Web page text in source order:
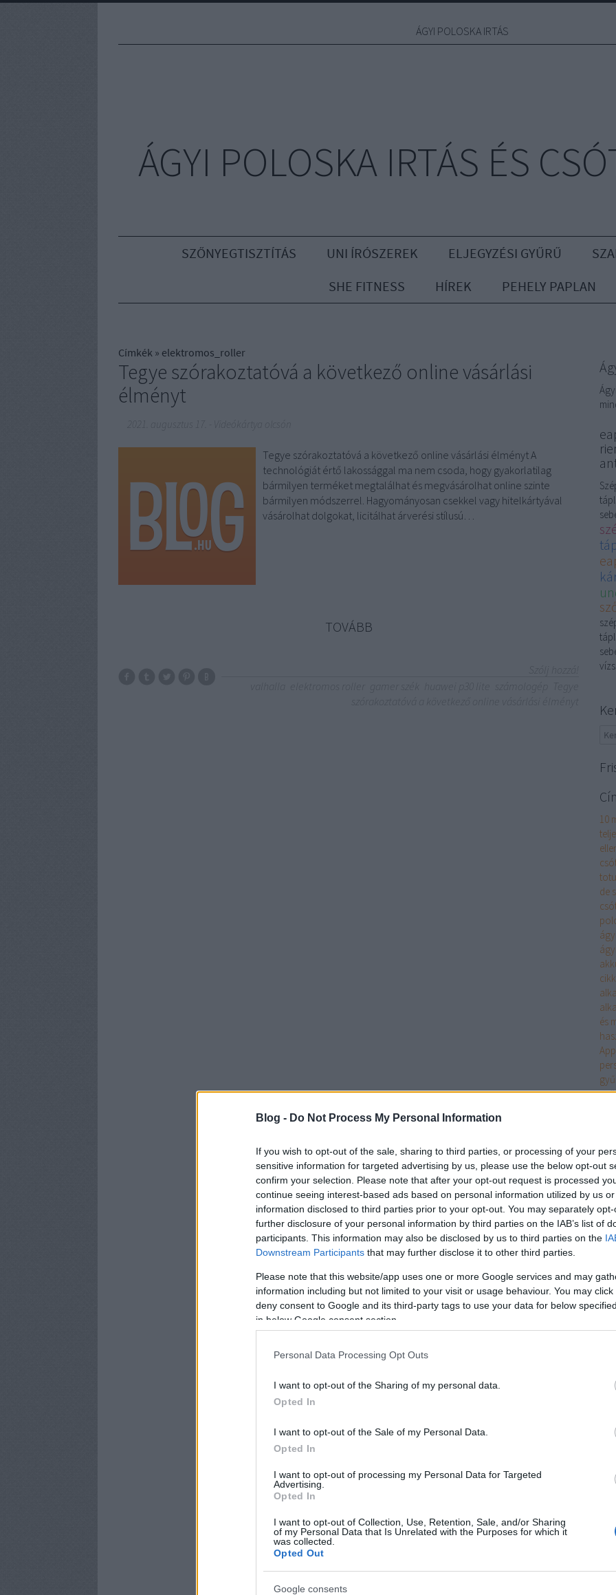
Blog - Do Not Process My Personal Information
If you wish to opt-out of the sale, sharing to third parties, or processing of your
sensitive information for targeted advertising by us, please use the below opt-out
confirm your selection. Please note that after your opt-out request is processed
continue seeing interest-based ads based on personal information utilized by us
information disclosed to third parties prior to your opt-out. You may separately
further disclosure of your personal information by third parties on the IAB’s list of
participants. This information may also be disclosed by us to third parties on the
Downstream Participants that may further disclose it to other third parties.
Please note that this website/app uses one or more Google services and may
information including but not limited to your visit or usage behaviour. You may
deny consent to Google and its third-party tags to use your data for below
in below Google consent section.
Personal Data Processing Opt Outs
I want to opt-out of the Sharing of my personal data.
Opted In
I want to opt-out of the Sale of my Personal Data.
Opted In
I want to opt-out of processing my Personal Data for Targeted
Advertising.
Opted In
I want to opt-out of Collection, Use, Retention, Sale, and/or Sharing
of my Personal Data that Is Unrelated with the Purposes for which it
was collected.
Opted Out
Google consents
ÁGYI POLOSKA IRTÁS
ÁGYI POLOSKA IRTÁS ÉS
SZŐNYEGTISZTÍTÁS UNI ÍRÓSZEREK ELJEGYZÉSI GYŰRŰ
SHE FITNESS
HÍREK PEHELY PAPLAN
Címkék » elektromos_roller
Tegye szórakoztatóvá a következő online vásárlási
élményt
Tegye szórakoztatóvá a következő online vásárlási élményt A
technológiát értő lakossággal ma nem csoda, hogy gyakorlatilag
bármilyen terméket megtalálhat és megvásárolhat online szinte
bármilyen módszerrel. Hagyományosan csekkel vagy hitelkártyával
vásárolhat dolgokat, licitálhat árverési stílusú…
TOVÁBB
10
de
és